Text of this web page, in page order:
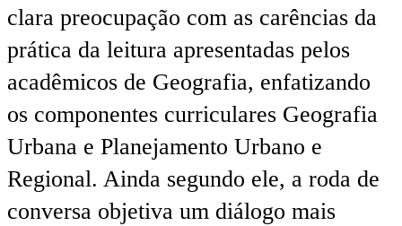
clara preocupação com as carências da
prática da leitura apresentadas pelos
acadêmicos de Geografia, enfatizando
os componentes curriculares Geografia
Urbana e Planejamento Urbano e
Regional. Ainda segundo ele, a roda de
conversa objetiva um diálogo mais